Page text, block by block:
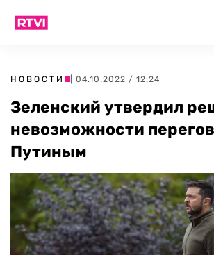
НОВОСТИ | 04.10.2022 / 12:24
Зеленский утвердил
невозможности
Путиным